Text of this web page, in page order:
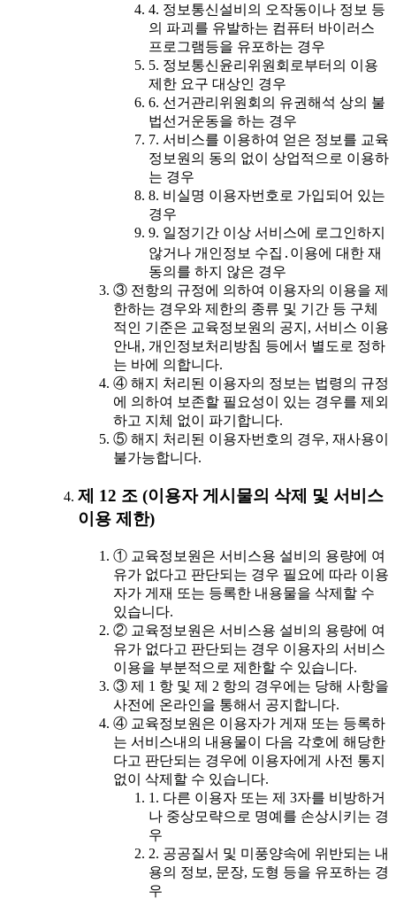
4. 정보통신설비의 오작동이나 정보 등
의 파괴를 유발하는 컴퓨터 바이러스
프로그램등을 유포하는 경우
5. 정보통신윤리위원회로부터의 이용
제한 요구 대상인 경우
6. 선거관리위원회의 유권해석 상의 불
법선거운동을 하는 경우
7. 서비스를 이용하여 얻은 정보를 교육
정보원의 동의 없이 상업적으로 이용하
는 경우
8. 비실명 이용자번호로 가입되어 있는
경우
9. 일정기간 이상 서비스에 로그인하지
않거나 개인정보 수집․이용에 대한 재
동의를 하지 않은 경우
③ 전항의 규정에 의하여 이용자의 이용을 제
한하는 경우와 제한의 종류 및 기간 등 구체
적인 기준은 교육정보원의 공지, 서비스 이용
안내, 개인정보처리방침 등에서 별도로 정하
는 바에 의합니다.
④ 해지 처리된 이용자의 정보는 법령의 규정
에 의하여 보존할 필요성이 있는 경우를 제외
하고 지체 없이 파기합니다.
⑤ 해지 처리된 이용자번호의 경우, 재사용이
불가능합니다.
제 12 조 (이용자 게시물의 삭제 및 서비스
이용 제한)
① 교육정보원은 서비스용 설비의 용량에 여
유가 없다고 판단되는 경우 필요에 따라 이용
자가 게재 또는 등록한 내용물을 삭제할 수
있습니다.
② 교육정보원은 서비스용 설비의 용량에 여
유가 없다고 판단되는 경우 이용자의 서비스
이용을 부분적으로 제한할 수 있습니다.
③ 제 1 항 및 제 2 항의 경우에는 당해 사항을
사전에 온라인을 통해서 공지합니다.
④ 교육정보원은 이용자가 게재 또는 등록하
는 서비스내의 내용물이 다음 각호에 해당한
다고 판단되는 경우에 이용자에게 사전 통지
없이 삭제할 수 있습니다.
1. 다른 이용자 또는 제 3자를 비방하거
나 중상모략으로 명예를 손상시키는 경
우
2. 공공질서 및 미풍양속에 위반되는 내
용의 정보, 문장, 도형 등을 유포하는 경
우